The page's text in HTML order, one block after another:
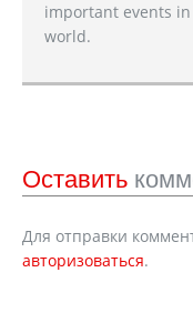
important events
world.
Оставить
Для отправки
авторизоваться.